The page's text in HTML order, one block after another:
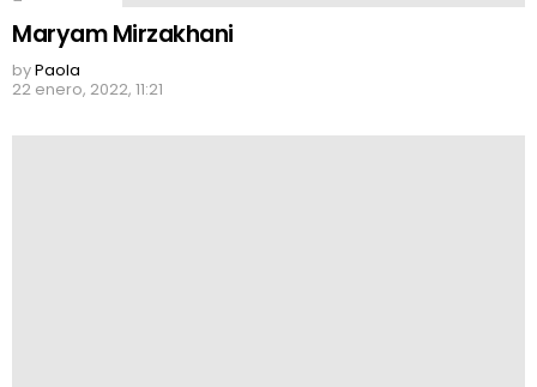
Maryam Mirzakhani
byPaola
22 enero, 2022, 11:21